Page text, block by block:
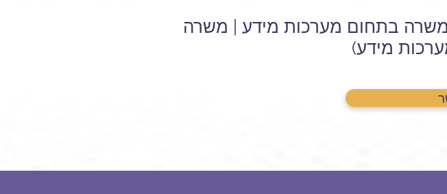
בתחום מערכות מידע | משרה
מידע)